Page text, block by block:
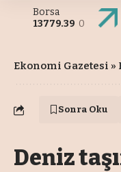
Borsa
13779.39 0
Ekonomi Gazetesi »
Sonra Oku
Deniz